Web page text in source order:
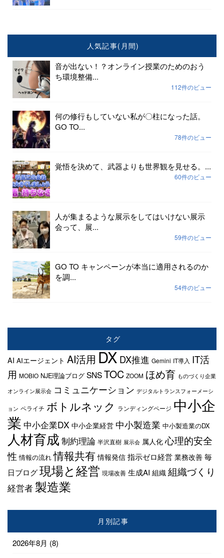
人気記事(月間)
音が出ない！？オンライン授業のためのおう
ち環境整備...
112件のビュー
何の修行もしていない私が〇柱になった話。
GO TO...
78件のビュー
覚悟を決めて、武器よりも世界観を見せる。...
60件のビュー
人が集まるような展示をしてはいけない展示
会って、展...
59件のビュー
GO TO キャンペーンが本当に適用されるのか
を調...
54件のビュー
タグ
AI AIエージェント AI活用 DXDX推進 Gemini IT導入 IT活
用 MOBIO NJE理論ブログ SNSTOC ZOOM ほめ育 ものづくり企業
オンライン展示会 コミュニケーション デジタルトランスフォーメーシ
ョン ペライチ ボトルネック ランディングページ 中小企
業 中小企業DX 中小企業経営 中小製造業 中小製造業のDX
人材育成 制約理論 半沢直樹 展示会 属人化 心理的安全
性 情報の流れ 情報共有 情報発信 指示ゼロ経営 業務改善 毎
日ブログ現場と経営 現場改善 生成AI 組織 組織づくり
経営者 製造業
月別記事
2026年8月 (8)